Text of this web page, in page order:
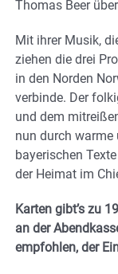
Thomas Beer
Mit ihrer Musik,
ziehen die drei
in den Norden
verbinde. Der
und dem
nun durch warme
bayerischen
der Heimat im
Karten gibt’s zu
an der
empfohlen, der